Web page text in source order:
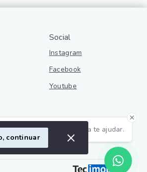
Estamos disponíveis para te ajudar.
Social
Instagram
Facebook
Youtube
continuar